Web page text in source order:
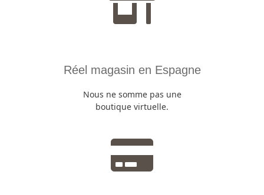
Réel magasin en Espagne
Nous ne somme pas une
boutique virtuelle.